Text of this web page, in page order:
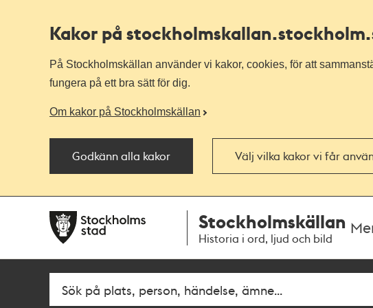
Kakor på stockholmskallan
På Stockholmskällan använder vi kakor, cookies, för att
fungera på ett bra sätt för dig.
Om kakor på Stockholmskällan
Godkänn alla kakor Välj vilka kakor vi får
navigationen
huvudinnehållet
Stockholmskällan
Historia i ord, ljud och bild
SökFritextsök